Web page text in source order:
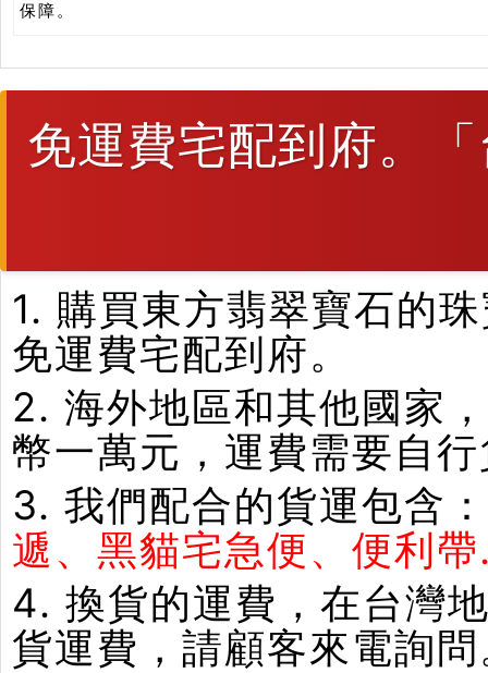
保障。
免運費宅配到府。
1. 購買東方翡翠寶石的
免運費宅配到府。
2. 海外地區和其他國家
幣一萬元，運費需要自
3. 我們配合的貨運包含：
遞、黑貓宅急便、便利
4. 換貨的運費，在台灣
貨運費，請顧客來電詢